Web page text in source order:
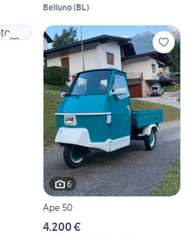
Belluno(BL)
6
Ape 50
4.200 €